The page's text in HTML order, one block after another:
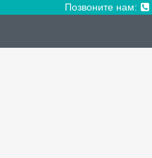
Позвоните нам: